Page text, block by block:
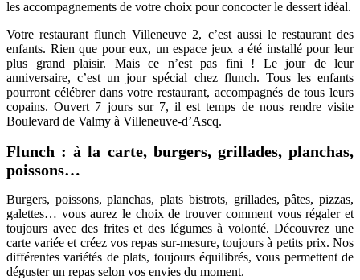
les accompagnements de votre choix pour concocter le dessert idéal.
Votre restaurant flunch Villeneuve 2, c’est aussi le restaurant des
enfants. Rien que pour eux, un espace jeux a été installé pour leur
plus grand plaisir. Mais ce n’est pas fini ! Le jour de leur
anniversaire, c’est un jour spécial chez flunch. Tous les enfants
pourront célébrer dans votre restaurant, accompagnés de tous leurs
copains. Ouvert 7 jours sur 7, il est temps de nous rendre visite
Boulevard de Valmy à Villeneuve-d’Ascq.
Flunch : à la carte, burgers, grillades, planchas,
poissons…
Burgers, poissons, planchas, plats bistrots, grillades, pâtes, pizzas,
galettes… vous aurez le choix de trouver comment vous régaler et
toujours avec des frites et des légumes à volonté. Découvrez une
carte variée et créez vos repas sur-mesure, toujours à petits prix. Nos
différentes variétés de plats, toujours équilibrés, vous permettent de
déguster un repas selon vos envies du moment.